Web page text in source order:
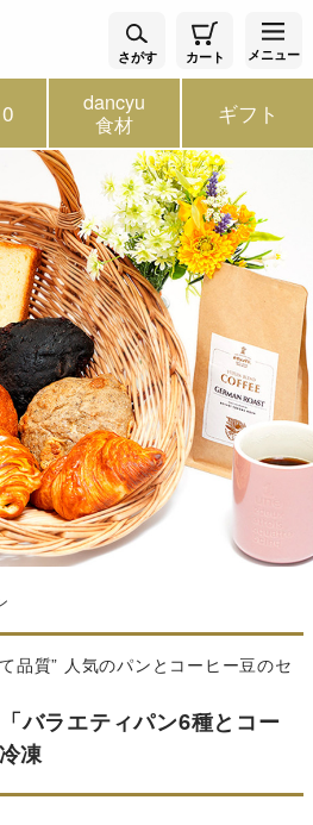
さがす カート メニュー
dancyu
食材 ギフト
品質” 人気のパンとコーヒー豆のセ
バラエティパン6種とコー
凍